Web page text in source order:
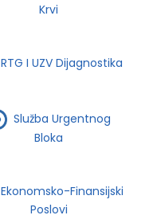
Krvi
RTG I UZV Dijagnostika
Služba Urgentnog
Bloka
Ekonomsko-Finansijski
Poslovi